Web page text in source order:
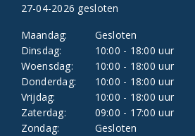
27-04-2026 gesloten
Maandag:
Gesloten
Dinsdag:
10:00 - 18:00 uur
Woensdag:
10:00 - 18:00 uur
Donderdag:
10:00 - 18:00 uur
Vrijdag:
10:00 - 18:00 uur
Zaterdag:
09:00 - 17:00 uur
Zondag:
Gesloten